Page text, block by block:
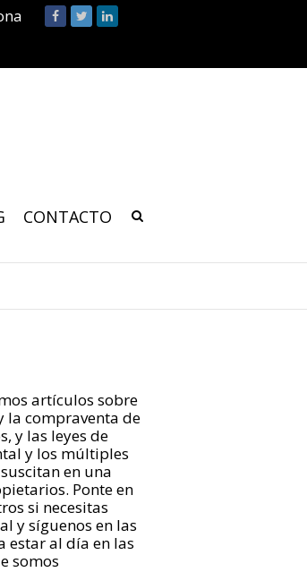
CONTACTO
artículos sobre
la compraventa de
y las leyes de
y los múltiples
en una
Ponte en
si necesitas
y síguenos en las
estar al día en las
somos